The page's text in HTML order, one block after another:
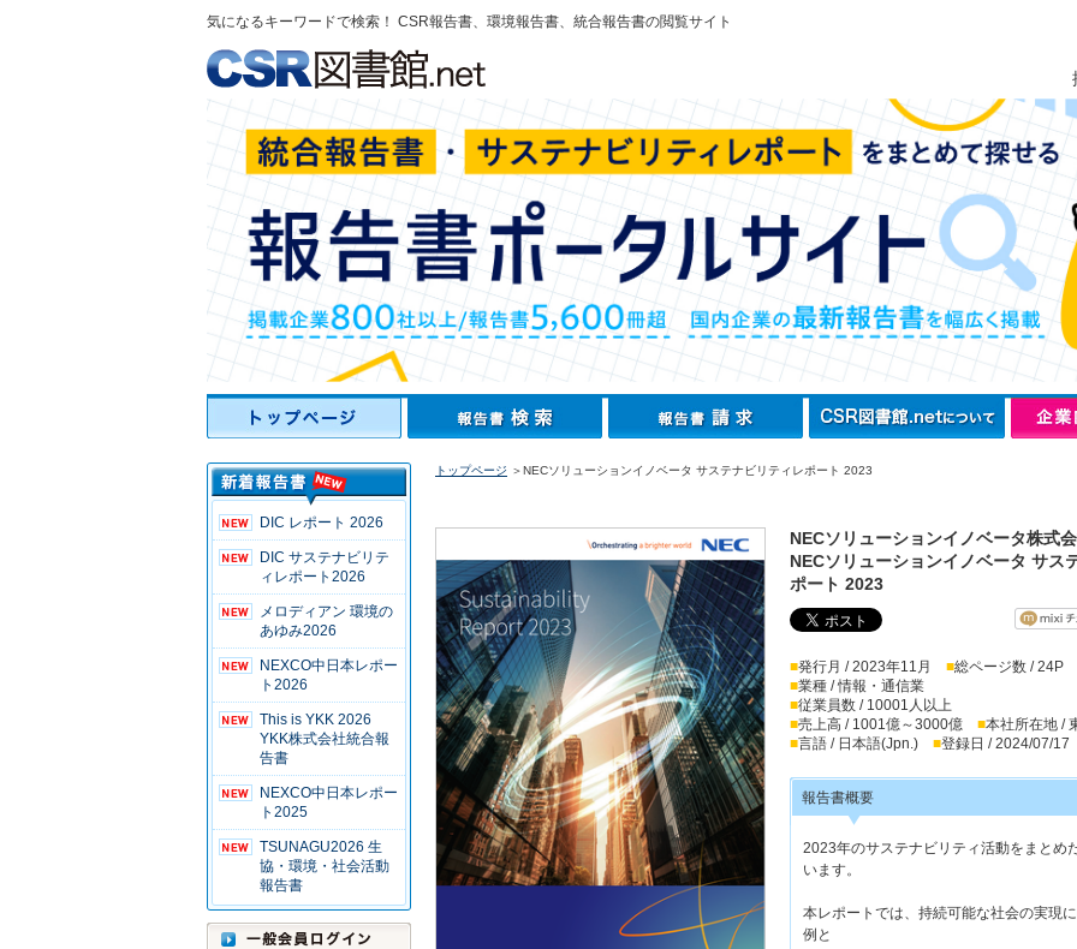
気になるキーワードで検索！ CSR報告書、環境報告書、統合報告書の閲覧サイト
DIC レポート 2026
DIC サステナビリテ
ィレポート2026
メロディアン 環境の
あゆみ2026
NEXCO中日本レポー
ト2026
This is YKK 2026
YKK株式会社統合報
告書
NEXCO中日本レポー
ト2025
TSUNAGU2026 生
協・環境・社会活動
報告書
トップページ ＞NECソリューションイノベータ サステナビリティレポート 2023
NECソリューションイノベータ株式
NECソリューションイノベータ サス
ポート 2023
■発行月 / 2023年11月 ■総ページ数 / 24P
■業種 / 情報・通信業
■従業員数 / 10001人以上
■売上高 / 1001億～3000億 ■本社所在地 /
■言語 / 日本語(Jpn.) ■登録日 / 2024/07/17
報告書概要
2023年のサステナビリティ活動をまとめ
います。
本レポートでは、持続可能な社会の実現
例と